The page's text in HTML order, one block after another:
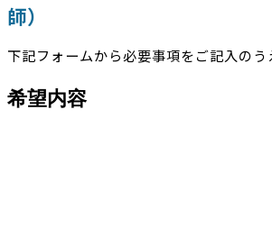
師）
下記フォームから必要事項をご記入のう
希望内容